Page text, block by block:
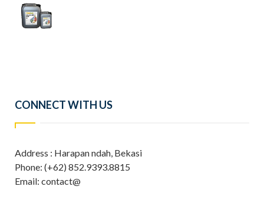
CONNECT WITH US
Address : Harapan ndah, Bekasi
Phone: (+62) 852.9393.8815
Email: contact@